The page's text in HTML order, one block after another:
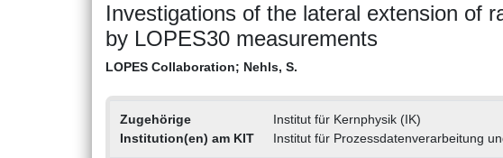
Investigations of the lateral extension of
by LOPES30 measurements
LOPES Collaboration; Nehls, S.
Zugehörige
Institution(en) am KIT
Institut für Kernphysik (IK)
Institut für Prozessdatenverarbeitung